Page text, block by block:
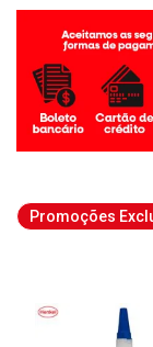
Promoções